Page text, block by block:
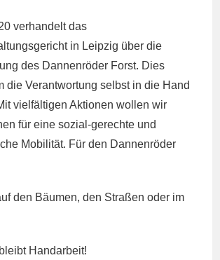
verhandelt das
in Leipzig über die
des Dannenröder Forst. Dies
die Verantwortung selbst in die Hand
vielfältigen Aktionen wollen wir
für eine sozial-gerechte und
Mobilität. Für den Dannenröder
den Bäumen, den Straßen oder im
Handarbeit!